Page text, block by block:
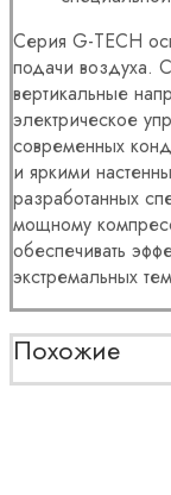
Серия G-TECH
подачи воздуха.
вертикальные
электрическое
современных
и яркими
разработанных
мощному
обеспечивать
экстремальных
Похожие